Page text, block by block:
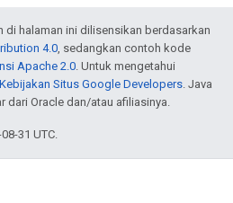
di halaman ini dilisensikan berdasarkan
4.0, sedangkan contoh kode
Apache 2.0. Untuk mengetahui
Kebijakan Situs Google Developers. Java
dari Oracle dan/atau afiliasinya.
31 UTC.